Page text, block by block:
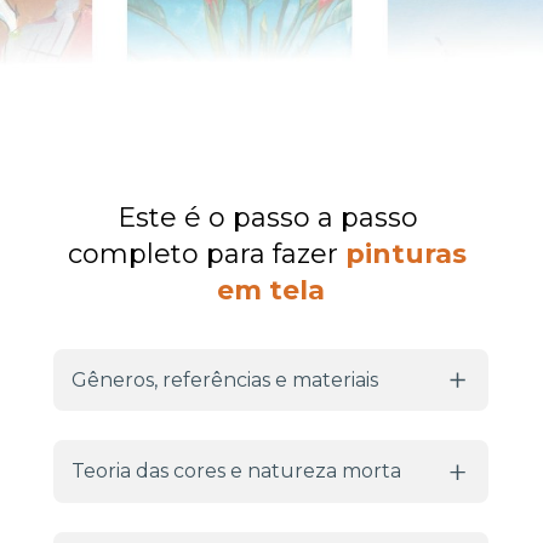
Este é o passo a passo
completo para fazer pinturas
em tela
Gêneros, referências e materiais
O que é a Pintura Acadêmica?
Teoria das cores e natureza morta